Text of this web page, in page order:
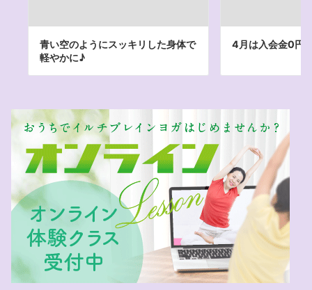
青い空のようにスッキリした身体で
軽やかに♪
4月は入会金0円